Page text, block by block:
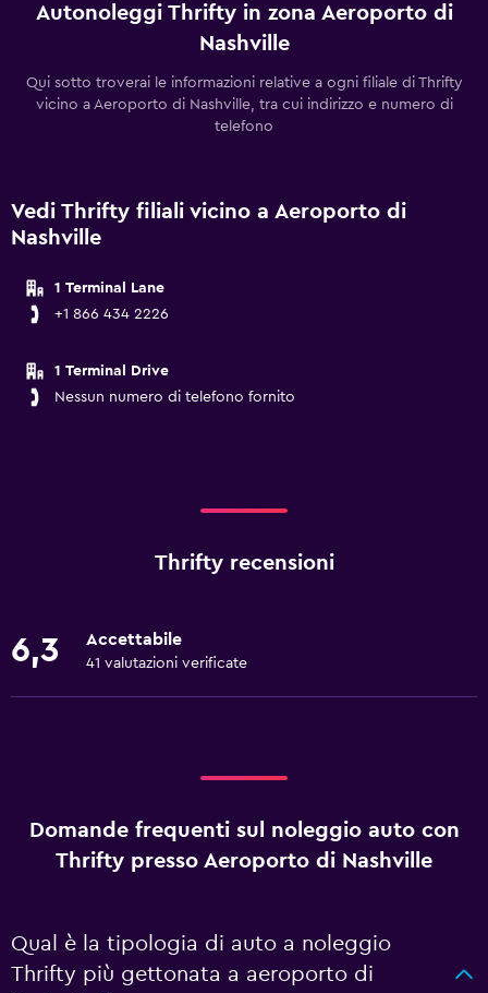
Autonoleggi Thrifty in zona Aeroporto di
Nashville
Qui sotto troverai le informazioni relative a ogni filiale di Thrifty
vicino a Aeroporto di Nashville, tra cui indirizzo e numero di
telefono
Vedi Thrifty filiali vicino a Aeroporto di
Nashville
1 Terminal Lane
+1 866 434 2226
1 Terminal Drive
Nessun numero di telefono fornito
Thrifty recensioni
6,3 Accettabile
41 valutazioni verificate
Domande frequenti sul noleggio auto con
Thrifty presso Aeroporto di Nashville
Qual è la tipologia di auto a noleggio
Thrifty più gettonata a aeroporto di